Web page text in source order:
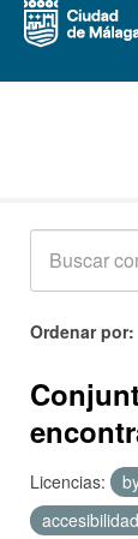
Acerca
Ordenar por
Licencias: